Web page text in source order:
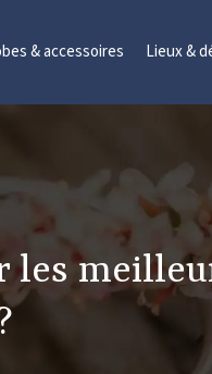
& accessoires Lieux &
les